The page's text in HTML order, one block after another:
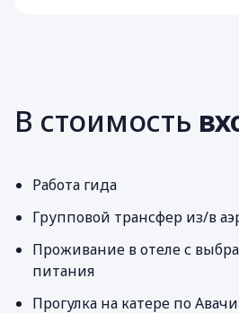
В стоимость
Работа гида
Групповой трансфер из/в
Проживание в отеле с
питания
Прогулка на катере по